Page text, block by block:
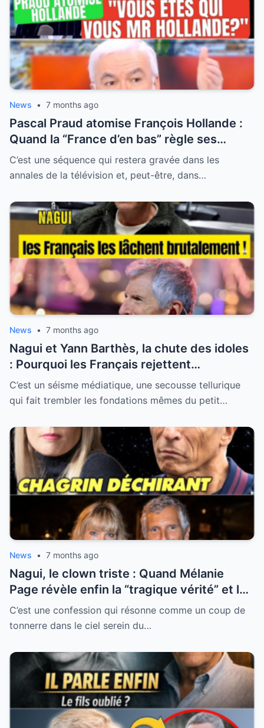
News • 7 months ago
Pascal Praud atomise François Hollande :
Quand la “France d’en bas” règle ses
comptes avec l’arrogance d’une élite faillie
C’est une séquence qui restera gravée dans les
annales de la télévision et, peut-être, dans…
News • 7 months ago
Nagui et Yann Barthès, la chute des idoles
: Pourquoi les Français rejettent
massivement les “donneurs de leçons” de
la télévision
C’est un séisme médiatique, une secousse tellurique
qui fait trembler les fondations mêmes du petit…
News • 7 months ago
Nagui, le clown triste : Quand Mélanie
Page révèle enfin la “tragique vérité” et les
blessures secrètes de l’animateur préféré
des Français
C’est une confession qui résonne comme un coup de
tonnerre dans le ciel serein du…